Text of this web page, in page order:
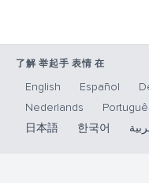
了解 举起手 表情 在
English Español
Nederlands
日本語
한국어